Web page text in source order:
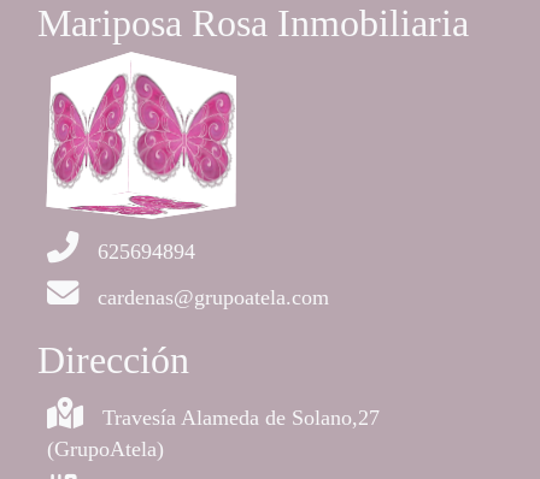
Mariposa Rosa Inmobiliaria
625694894
cardenas@grupoatela.com
Dirección
Travesía Alameda de Solano,27
(GrupoAtela)